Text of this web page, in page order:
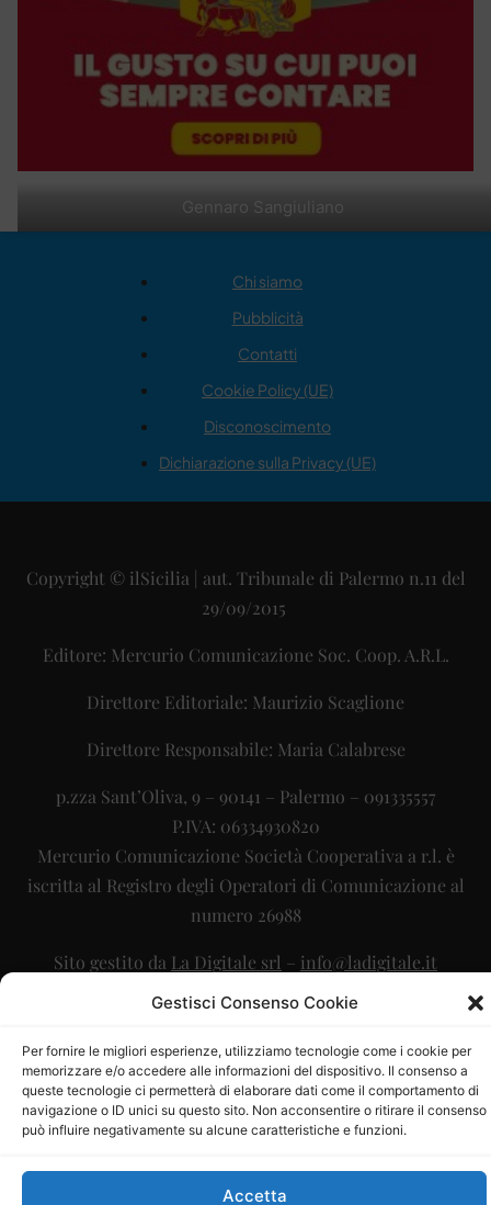
Gestisci Consenso Cookie
Per fornire le migliori esperienze, utilizziamo tecnologie come i cookie per
memorizzare e/o accedere alle informazioni del dispositivo. Il consenso a
queste tecnologie ci permetterà di elaborare dati come il comportamento di
navigazione o ID unici su questo sito. Non acconsentire o ritirare il consenso
può influire negativamente su alcune caratteristiche e funzioni.
Accetta
Gennaro Sangiuliano
Chi siamo
Pubblicità
Contatti
Cookie Policy (UE)
Disconoscimento
Dichiarazione sulla Privacy (UE)
Copyright © ilSicilia | aut. Tribunale di Palermo n.11 del
29/09/2015
Editore: Mercurio Comunicazione Soc. Coop. A.R.L.
Direttore Editoriale: Maurizio Scaglione
Direttore Responsabile: Maria Calabrese
p.zza Sant’Oliva, 9 – 90141 – Palermo – 091335557
P.IVA: 06334930820
Mercurio Comunicazione Società Cooperativa a r.l. è
iscritta al Registro degli Operatori di Comunicazione al
numero 26988
Sito gestito da La Digitale srl – info@ladigitale.it